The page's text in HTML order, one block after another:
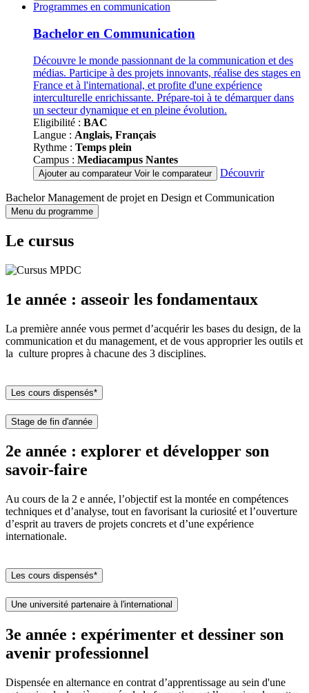
Famille
programmes
Programmes en communication
Bachelor en Communication
Découvre le monde passionnant de la communication et des
médias. Participe à des projets innovants, réalise des stages en
France et à l'international, et profite d'une expérience
interculturelle enrichissante. Prépare-toi à te démarquer dans
un secteur dynamique et en pleine évolution.
Eligibilité : BAC
Langue : Anglais, Français
Rythme : Temps plein
Campus : Mediacampus Nantes
Ajouter au comparateur Voir le comparateur Découvrir
Bachelor Management de projet en Design et Communication
Menu du programme
Le cursus
1e année : asseoir les fondamentaux
La première année vous permet d’acquérir les bases du design, de la
communication et du management, et de vous approprier les outils et
la culture propres à chacune des 3 disciplines.
Les cours dispensés*
Stage de fin d'année
2e année : explorer et développer son
savoir-faire
Au cours de la 2 e année, l’objectif est la montée en compétences
techniques et d’analyse, tout en favorisant la curiosité et l’ouverture
d’esprit au travers de projets concrets et d’une expérience
internationale.
Les cours dispensés*
Une université partenaire à l'international
3e année : expérimenter et dessiner son
avenir professionnel
Dispensée en alternance en contrat d’apprentissage au sein d'une